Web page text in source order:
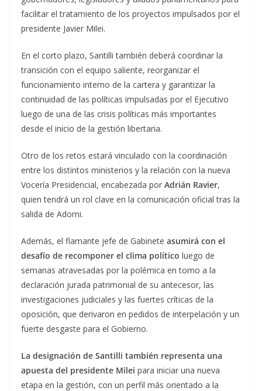
facilitar el tratamiento de los proyectos impulsados por el
presidente Javier Milei.
En el corto plazo, Santilli también deberá coordinar la
transición con el equipo saliente, reorganizar el
funcionamiento interno de la cartera y garantizar la
continuidad de las políticas impulsadas por el Ejecutivo
luego de una de las crisis políticas más importantes
desde el inicio de la gestión libertaria.
Otro de los retos estará vinculado con la coordinación
entre los distintos ministerios y la relación con la nueva
Vocería Presidencial, encabezada por Adrián Ravier,
quien tendrá un rol clave en la comunicación oficial tras la
salida de Adorni.
Además, el flamante jefe de Gabinete asumirá con el
desafío de recomponer el clima político luego de
semanas atravesadas por la polémica en torno a la
declaración jurada patrimonial de su antecesor, las
investigaciones judiciales y las fuertes críticas de la
oposición, que derivaron en pedidos de interpelación y un
fuerte desgaste para el Gobierno.
La designación de Santilli también representa una
apuesta del presidente Milei para iniciar una nueva
etapa en la gestión, con un perfil más orientado a la